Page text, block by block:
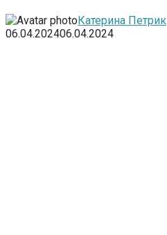
Катерина Петрик
06.04.202406.04.2024